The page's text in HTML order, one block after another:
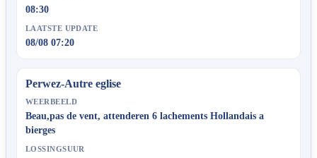
08:30
LAATSTE UPDATE
08/08 07:20
Perwez-Autre eglise
WEERBEELD
Beau,pas de vent, attenderen 6 lachements Hollandais a
bierges
LOSSINGSUUR